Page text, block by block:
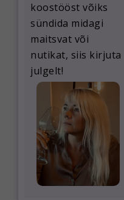
koostööst võiks
sündida midagi
maitsvat või
nutikat, siis kirjuta
julgelt!